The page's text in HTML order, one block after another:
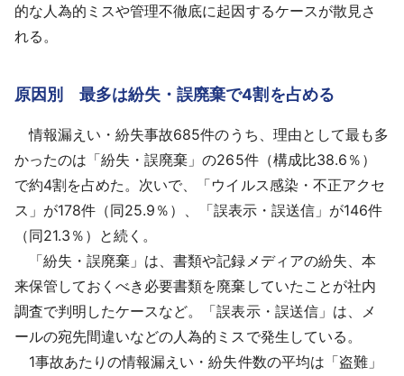
的な人為的ミスや管理不徹底に起因するケースが散見さ
れる。
原因別 最多は紛失・誤廃棄で4割を占める
情報漏えい・紛失事故685件のうち、理由として最も多
かったのは「紛失・誤廃棄」の265件（構成比38.6％）
で約4割を占めた。次いで、「ウイルス感染・不正アクセ
ス」が178件（同25.9％）、「誤表示・誤送信」が146件
（同21.3％）と続く。
「紛失・誤廃棄」は、書類や記録メディアの紛失、本
来保管しておくべき必要書類を廃棄していたことが社内
調査で判明したケースなど。「誤表示・誤送信」は、メ
ールの宛先間違いなどの人為的ミスで発生している。
1事故あたりの情報漏えい・紛失件数の平均は「盗難」